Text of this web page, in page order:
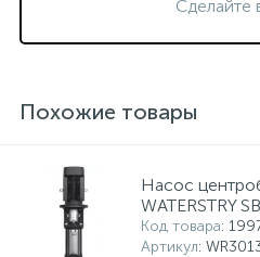
Сделайте
Похожие товары
Насос
WATERSTRY
Код товара:
Артикул: